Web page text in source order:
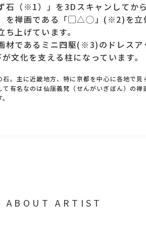
石（※1）」を3Dスキャンしてか
を禅画である「▢△◯」(※2)を立
上げています。
材であるミニ四駆(※3)のドレス
文化を支える柱になっています。
。主に近畿地方、特に京都を中心に各地で見
名なのは仙厓義梵（せんがいぎぼん）の禅
ABOUT ARTIST